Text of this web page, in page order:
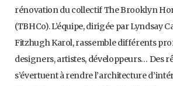
rénovation du collectif The Brooklyn
(TBHCo). L’équipe, dirigée par Lyndsay
Fitzhugh Karol, rassemble différents
designers, artistes, développeurs… Des
s’évertuent à rendre l’architecture